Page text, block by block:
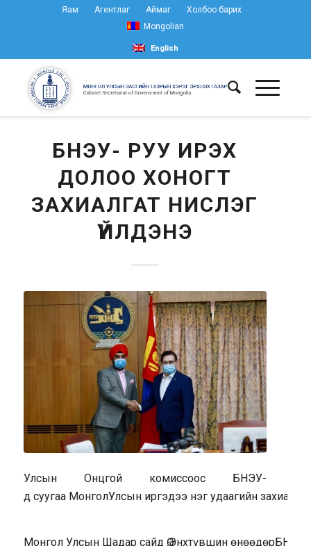
Яам Агентлаг Аймаг
Холбоо барих
Mongolian
English
БНЭУ- РУУ ИРЭХ
ДОЛОО ХОНОГТ
ЗАХИАЛГАТ НИСЛЭГ
ҮЙЛДЭНЭ
Улсын Онцгой комиссоос БНЭУ-
д суугаа МонголУлсын иргэдээ нэг удаагийн захиалгат
Монгол Улсын Шадар сайд Ө.Энхтүвшин өнөөдөрБНЭУ-